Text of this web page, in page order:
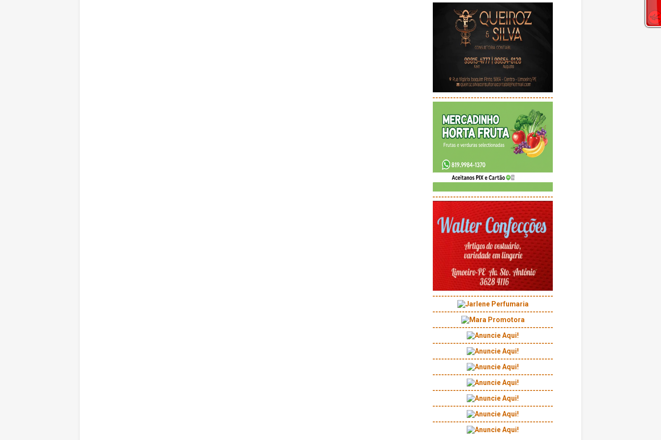
-----------------------------------------
-----------------------------------------
-----------------------------------------
-----------------------------------------
-----------------------------------------
-----------------------------------------
-----------------------------------------
-----------------------------------------
-----------------------------------------
-----------------------------------------
-----------------------------------------